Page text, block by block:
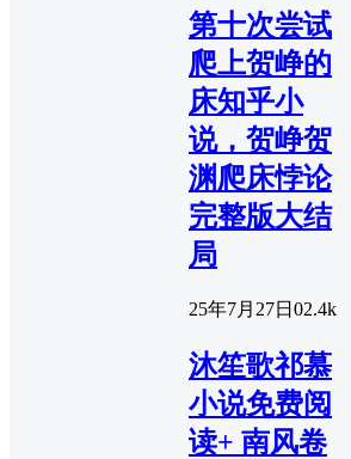
第十次尝试
爬上贺峥的
床知乎小
说，贺峥贺
渊爬床悖论
完整版大结
局
25年7月27日 02.4k
沐笙歌祁慕
小说免费阅
读+ 南风卷